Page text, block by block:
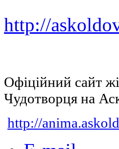
http://
Офіційний сайт
Чудотворця на
http://